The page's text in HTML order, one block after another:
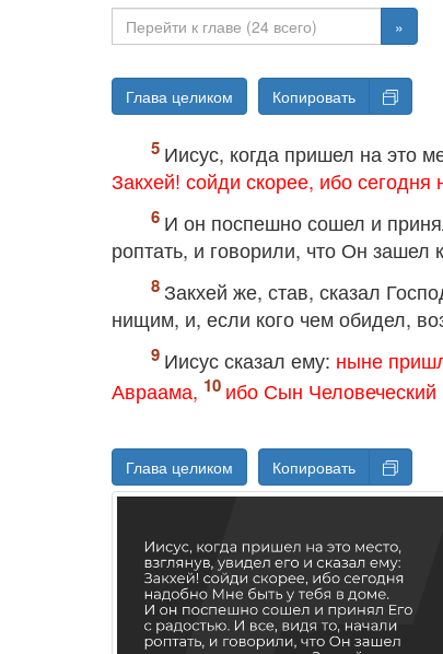
»
Глава целиком Копировать
Иисус, когда пришел на это
Закхей! сойди скорее, ибо
И он поспешно сошел и
роптать, и говорили, что Он зашел
Закхей же, став, сказал
нищим, и, если кого чем обидел,
Иисус сказал ему: ныне
Авраама,
ибо Сын Человеческий
Глава целиком Копировать